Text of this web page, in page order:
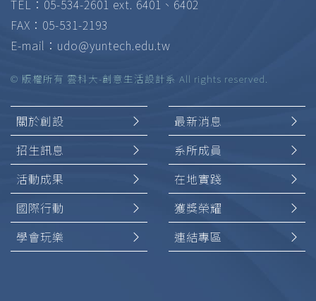
TEL：05-534-2601 ext. 6401、6402
FAX：05-531-2193
E-mail： udo@yuntech.edu.tw
© 版權所有 雲科大-創意生活設計系 All rights reserved.
關於創設
最新消息
招生訊息
系所成員
活動成果
在地實踐
國際行動
獲獎榮耀
學會玩樂
連結專區